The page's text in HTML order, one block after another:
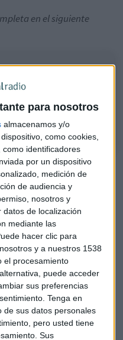
para nosotros
almacenamos y/o
como cookies,
identificadores
por un dispositivo
medición de
de audiencia y
nosotros y
de localización
mediante las
hacer clic para
y a nuestros 1538
el procesamiento
puede acceder
sus preferencias
Tenga en
de sus datos personales
pero usted tiene
Sus
en el siguiente
la apuesta de Amiral para
Iberia en Amiral Gestion,
camino a cerrar su peor
electoral "con
del mercado de
los 30 puntos y, aunque
en marzo, supone
en la historia
también por
por impulso". Destacan
Centrales no